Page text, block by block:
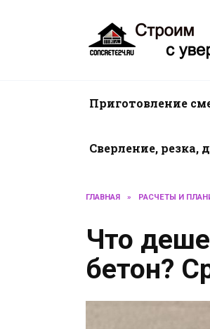
Приготовление
Сверление,
ГЛАВНАЯ » РАСЧЕТЫ И
Что
бетон?